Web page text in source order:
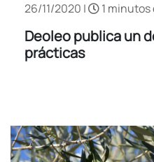
26/11/2020 |
1 minutos
Deoleo publica un
prácticas